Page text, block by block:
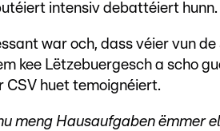
intensiv debattéiert hunn.
war och, dass véier vun
kee Lëtzebuergesch a scho
CSV huet temoignéiert.
meng Hausaufgaben ëmmer